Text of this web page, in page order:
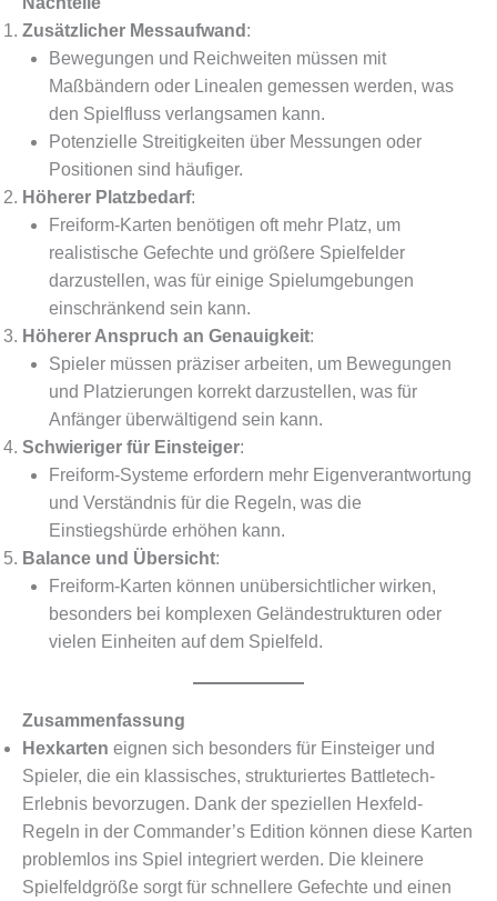
Zusätzlicher Messaufwand :
Bewegungen und Reichweiten müssen mit
Maßbändern oder Linealen gemessen werden, was
den Spielfluss verlangsamen kann.
Potenzielle Streitigkeiten über Messungen oder
Positionen sind häufiger.
Höherer Platzbedarf:
Freiform-Karten benötigen oft mehr Platz, um
realistische Gefechte und größere Spielfelder
darzustellen, was für einige Spielumgebungen
einschränkend sein kann.
Höherer Anspruch an Genauigkeit:
Spieler müssen präziser arbeiten, um Bewegungen
und Platzierungen korrekt darzustellen, was für
Anfänger überwältigend sein kann.
Schwieriger für Einsteiger:
Freiform-Systeme erfordern mehr Eigenverantwortung
und Verständnis für die Regeln, was die
Einstiegshürde erhöhen kann.
Balance und Übersicht:
Freiform-Karten können unübersichtlicher wirken,
besonders bei komplexen Geländestrukturen oder
vielen Einheiten auf dem Spielfeld.
Zusammenfassung
Hexkarten eignen sich besonders für Einsteiger und
Spieler, die ein klassisches, strukturiertes Battletech-
Erlebnis bevorzugen. Dank der speziellen Hexfeld-
Regeln in der Commander’s Edition können diese Karten
problemlos ins Spiel integriert werden. Die kleinere
Spielfeldgröße sorgt für schnellere Gefechte und einen